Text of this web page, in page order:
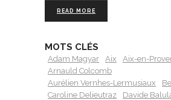
READ MORE
MOTS CLÉS
Adam Magyar Aix
Aix-en-
Arnauld Colcomb
Aurélien Vernhes-Lermusiaux
Caroline Delieutraz
Davide